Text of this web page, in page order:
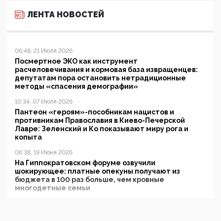
ЛЕНТА НОВОСТЕЙ
06:48, 21 Июля 2026
Посмертное ЭКО как инструмент
расчеловечивания и кормовая база извращенцев:
депутатам пора остановить нетрадиционные
методы «спасения демографии»
10:34, 07 Июля 2026
Пантеон «героям»-пособникам нацистов и
противникам Православия в Киево-Печерской
Лавре: Зеленский и Ко показывают миру рога и
копыта
06:38, 19 Июня 2026
На Гиппократовском форуме озвучили
шокирующее: платные опекуны получают из
бюджета в 100 раз больше, чем кровные
многодетные семьи